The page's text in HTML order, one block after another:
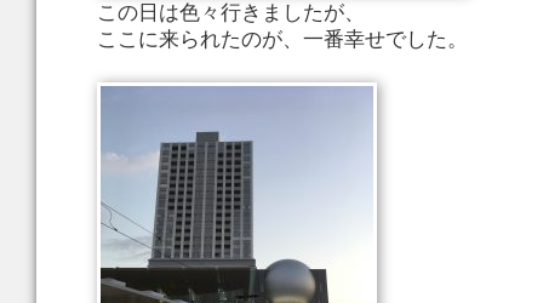
この日は色々行きましたが、
ここに来られたのが、一番幸せでした。